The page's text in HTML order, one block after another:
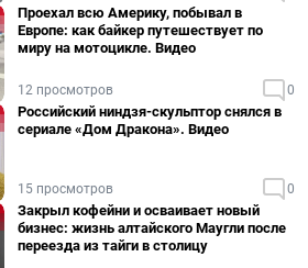
Проехал всю Америку, побывал в
Европе: как байкер путешествует по
миру на мотоцикле. Видео
12 просмотров 0
Российский ниндзя-скульптор снялся в
сериале «Дом Дракона». Видео
15 просмотров 0
Закрыл кофейни и осваивает новый
бизнес: жизнь алтайского Маугли после
переезда из тайги в столицу